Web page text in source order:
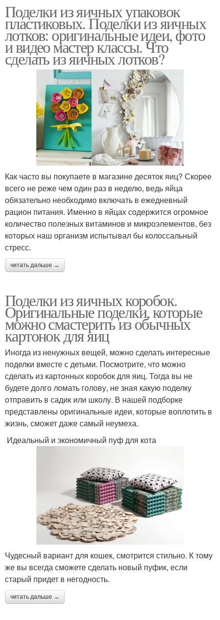
Поделки из яичных упаковок
пластиковых. Поделки из яичных
лотков: оригинальные идеи, фото
и видео мастер классы. Что
сделать из яичных лотков?
Как часто вы покупаете в магазине десяток яиц? Скорее
всего не реже чем один раз в неделю, ведь яйца
обязательно необходимо включать в ежедневный
рацион питания. Именно в яйцах содержится огромное
количество полезных витаминов и микроэлементов, без
которых наш организм испытывал бы колоссальный
стресс.
читать дальше →
Поделки из яичных коробок.
Оригинальные поделки, которые
можно смастерить из обычных
картонок для яиц
Иногда из ненужных вещей, можно сделать интересные
поделки вместе с детьми. Посмотрите, что можно
сделать из картонных коробок для яиц. Тогда вы не
будете долго ломать голову, не зная какую поделку
отправить в садик или школу. В нашей подборке
представлены оригинальные идеи, которые воплотить в
жизнь, сможет даже самый неумеха.
Идеальный и экономичный пуф для кота
Чудесный вариант для кошек, смотрится стильно. К тому
же вы всегда сможете сделать новый пуфик, если
старый придет в негодность.
читать дальше →